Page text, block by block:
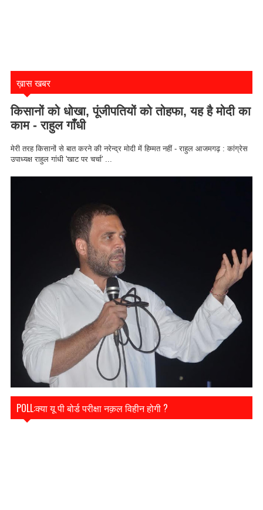
ख़ास खबर
किसानों को धोखा, पूंजीपतियों को तोहफा, यह है मोदी का
काम - राहुल गाँधी
मेरी तरह किसानों से बात करने की नरेन्द्र मोदी में हिम्मत नहीं - राहुल आजमगढ़ : कांग्रेस
उपाध्यक्ष राहुल गांधी 'खाट पर चर्चा' ...
POLL:क्या यू पी बोर्ड परीक्षा नक़ल विहीन होगी ?